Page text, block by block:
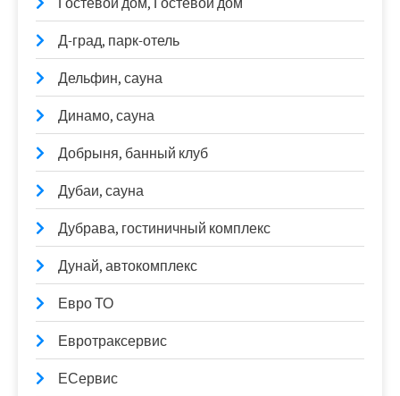
Д-град, парк-отель
Дельфин, сауна
Динамо, сауна
Добрыня, банный клуб
Дубаи, сауна
Дубрава, гостиничный комплекс
Дунай, автокомплекс
Евро ТО
Евротраксервис
ЕСервис